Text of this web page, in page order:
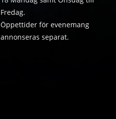
Fredag.
Öppettider för evenemang
annonseras separat.